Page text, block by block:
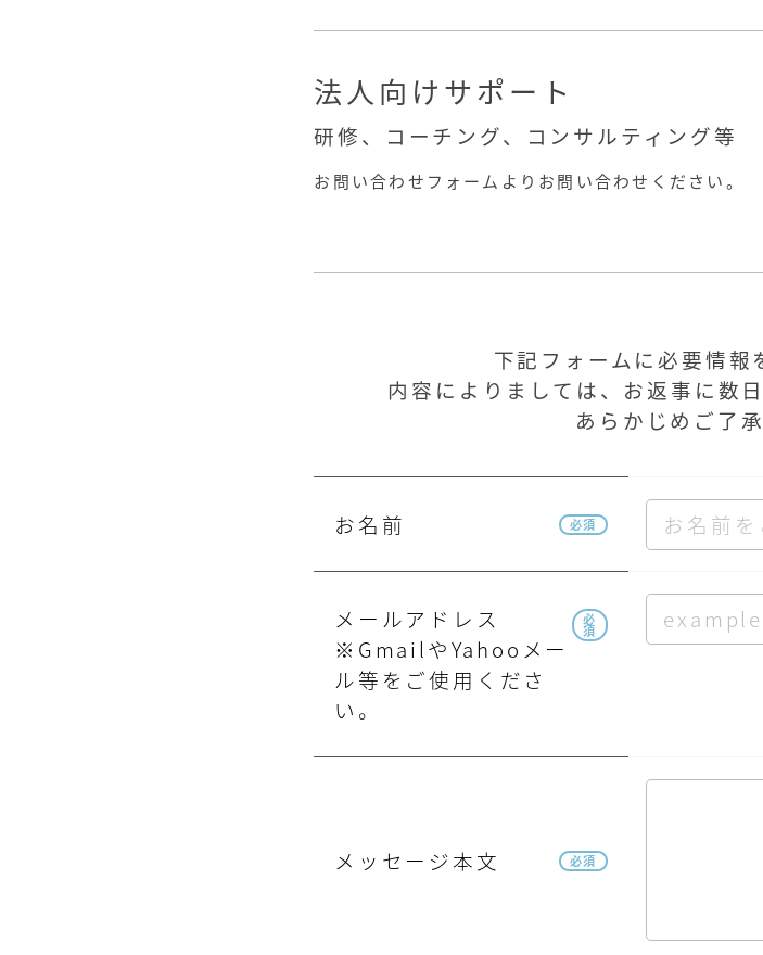
法人向けサポート
研修、コーチング、コンサルティング等
お問い合わせフォームよりお問い合わせください。
下記フォームに必要情報
内容によりましては、お返事に数
あらかじめご了
お名前 必須
メールアドレス
※GmailやYahooメー
ル等をご使用くださ
い。
必
須
メッセージ本文 必須